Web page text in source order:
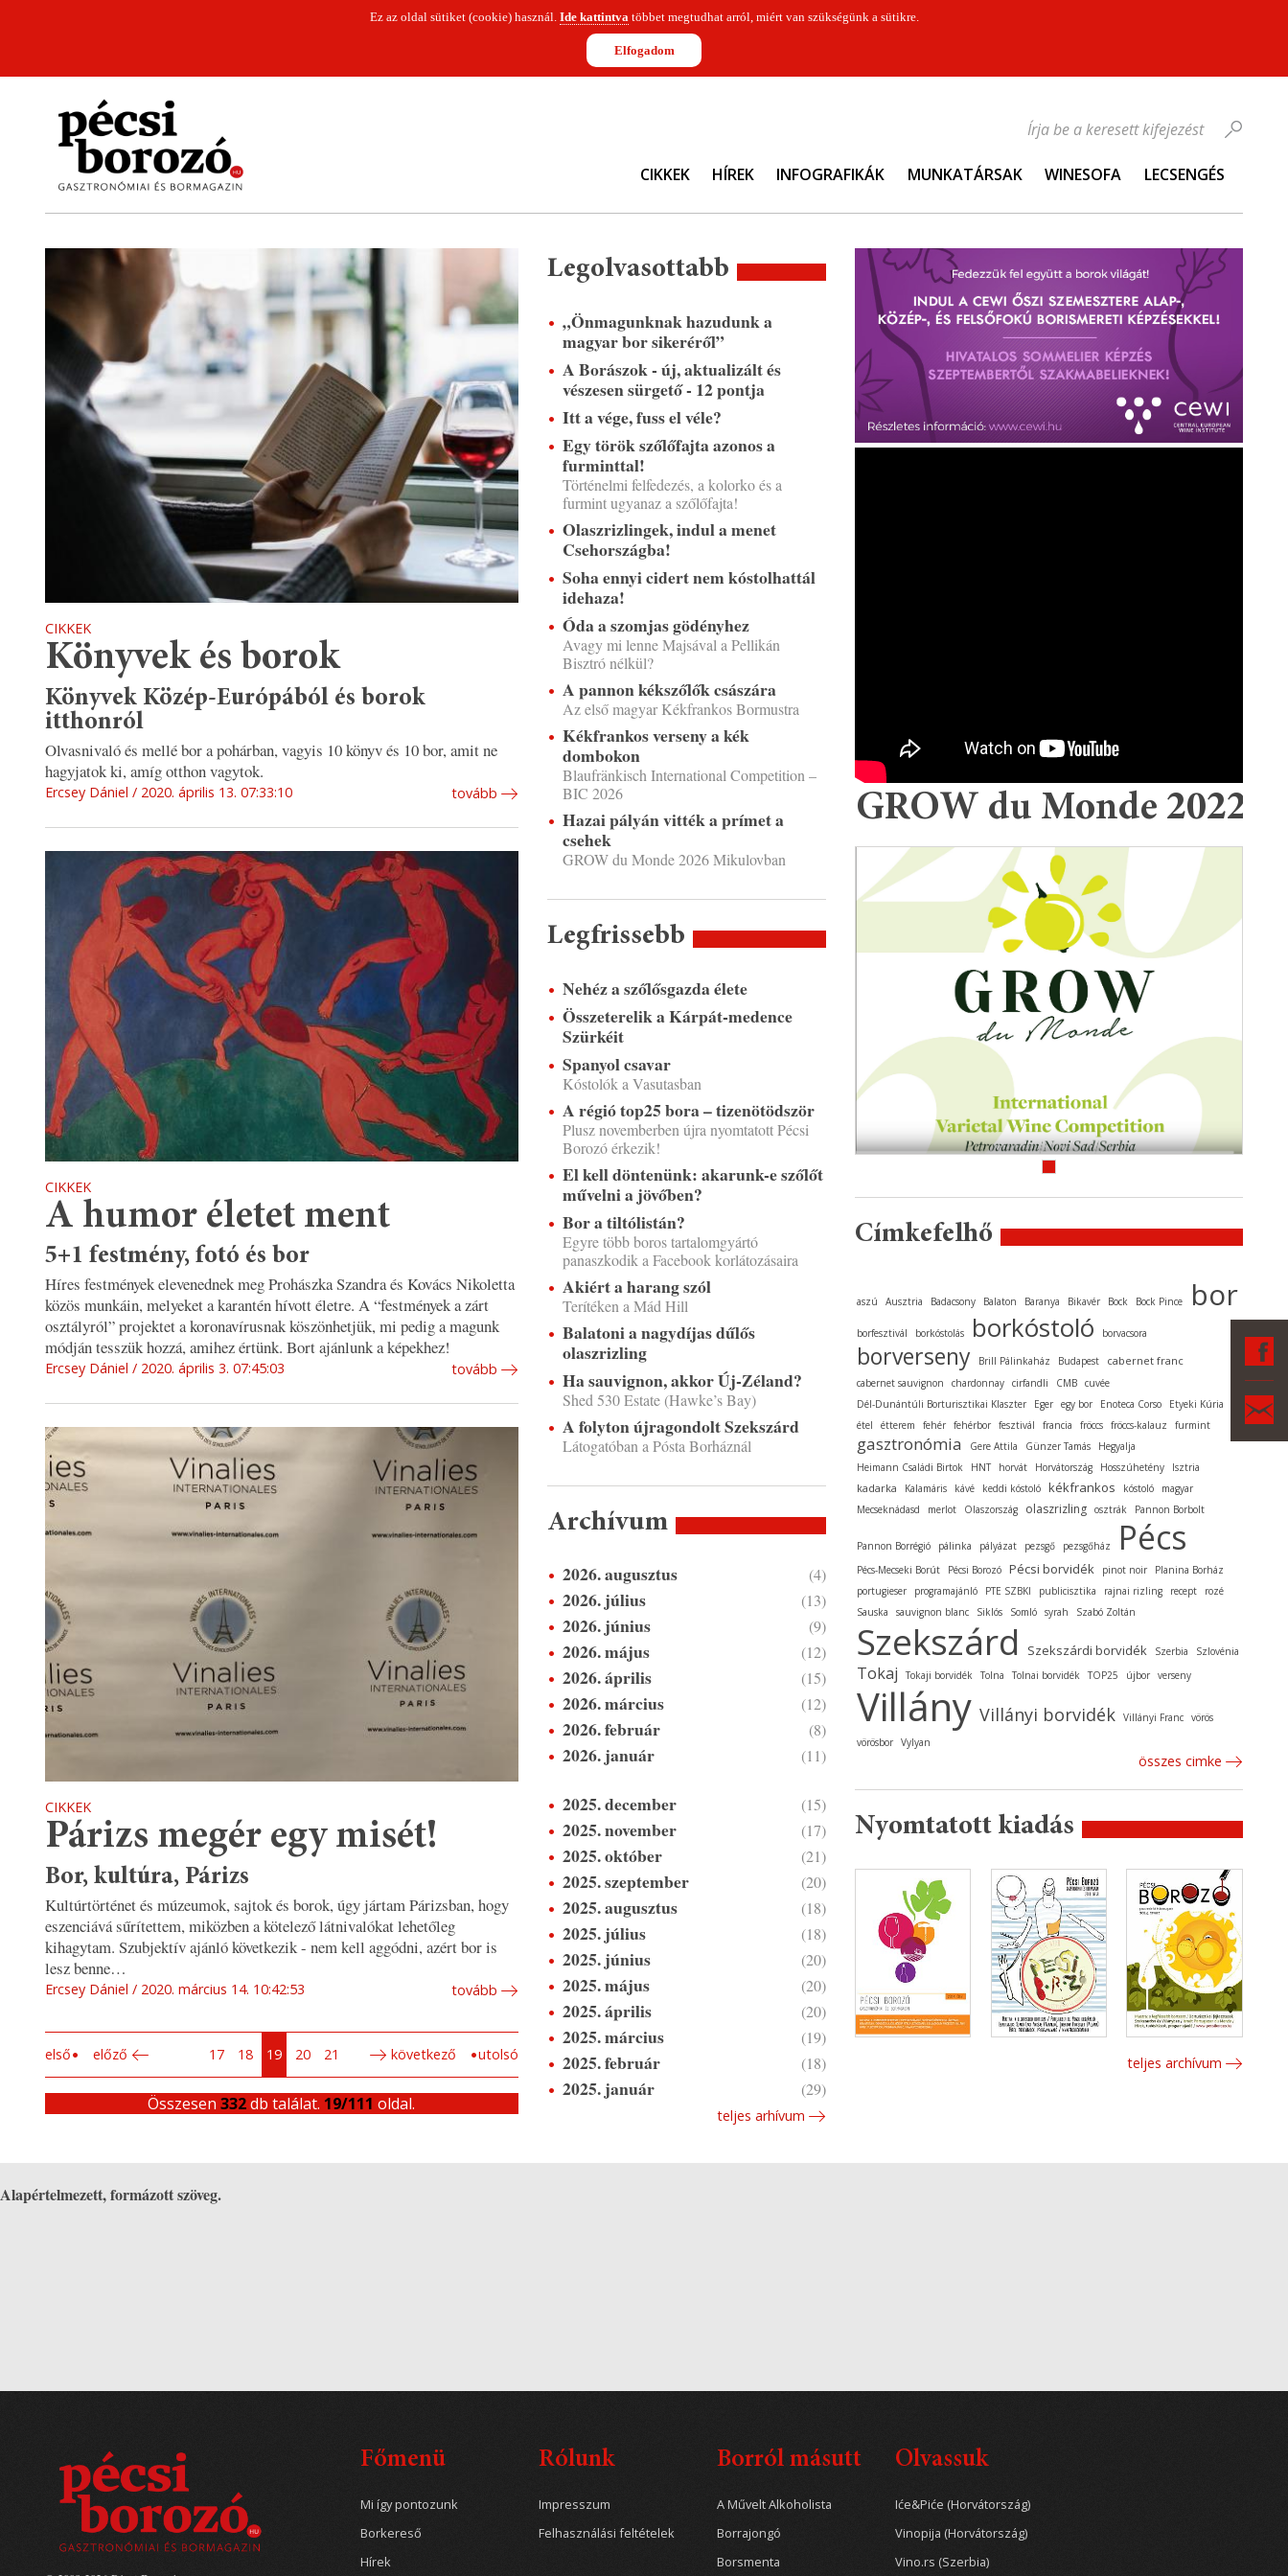
Ez az oldal sütiket (cookie) használ. Ide kattintvatöbbet megtudhat arról, miért van szükségünk a sütikre.
Elfogadom
CIKKEK HÍREK INFOGRAFIKÁK MUNKATÁRSAK WINESOFA LECSENGÉS
Írja be a keresett kifejezést
CIKKEK
Könyvek és borok
Könyvek Közép-Európából és borok
itthonról
Olvasnivaló és mellé bor a pohárban, vagyis 10 könyv és 10 bor, amit ne
hagyjatok ki, amíg otthon vagytok.
Ercsey Dániel 2020. április 13. 07:33:10 tovább
CIKKEK
A humor életet ment
5+1 festmény, fotó és bor
Híres festmények elevenednek meg Prohászka Szandra és Kovács Nikoletta
közös munkáin, melyeket a karantén hívott életre. A “festmények a zárt
osztályról” projektet a koronavírusnak köszönhetjük, mi pedig a magunk
módján tesszük hozzá, amihez értünk. Bort ajánlunk a képekhez!
Ercsey Dániel 2020. április 3. 07:45:03 tovább
CIKKEK
Párizs megér egy misét!
Bor, kultúra, Párizs
Kultúrtörténet és múzeumok, sajtok és borok, úgy jártam Párizsban, hogy
eszenciává sűrítettem, miközben a kötelező látnivalókat lehetőleg
kihagytam. Szubjektív ajánló következik - nem kell aggódni, azért bor is
lesz benne…
Ercsey Dániel 2020. március 14. 10:42:53 tovább
első előző 17 18 19 20 21 következő utolsó
Összesen332db találat. 19/111 oldal.
Legolvasottabb
„Önmagunknak hazudunk a
magyar bor sikeréről”
A Borászok - új, aktualizált és
vészesen sürgető - 12 pontja
Itt a vége, fuss el véle?
Egy török szőlőfajta azonos a
furminttal!
Történelmi felfedezés, a kolorko és a
furmint ugyanaz a szőlőfajta!
Olaszrizlingek, indul a menet
Csehországba!
Soha ennyi cidert nem kóstolhattál
idehaza!
Óda a szomjas gödényhez
Avagy mi lenne Majsával a Pellikán
Bisztró nélkül?
A pannon kékszőlők császára
Az első magyar Kékfrankos Bormustra
Kékfrankos verseny a kék
dombokon
Blaufränkisch International Competition –
BIC 2026
Hazai pályán vitték a prímet a
csehek
GROW du Monde 2026 Mikulovban
Legfrissebb
Nehéz a szőlősgazda élete
Összeterelik a Kárpát-medence
Szürkéit
Spanyol csavar
Kóstolók a Vasutasban
A régió top25 bora – tizenötödször
Plusz novemberben újra nyomtatott Pécsi
Borozó érkezik!
El kell döntenünk: akarunk-e szőlőt
művelni a jövőben?
Bor a tiltólistán?
Egyre több boros tartalomgyártó
panaszkodik a Facebook korlátozásaira
Akiért a harang szól
Terítéken a Mád Hill
Balatoni a nagydíjas dűlős
olaszrizling
Ha sauvignon, akkor Új-Zéland?
Shed 530 Estate (Hawke’s Bay)
A folyton újragondolt Szekszárd
Látogatóban a Pósta Borháznál
Archívum
2026. augusztus (4)
2026. július (13)
2026. június (9)
2026. május (12)
2026. április (15)
2026. március (12)
2026. február (8)
2026. január (11)
2025. december (15)
2025. november (17)
2025. október (21)
2025. szeptember (20)
2025. augusztus (18)
2025. július (18)
2025. június (20)
2025. május (20)
2025. április (20)
2025. március (19)
2025. február (18)
2025. január (29)
teljes arhívum
GROW du Monde 2022
Címkefelhő
aszú Ausztria Badacsony Balaton Baranya Bikavér Bock Bock Pince bor
borfesztivál borkóstolás borkóstoló borvacsora
borverseny Brill Pálinkaház Budapest cabernet franc
cabernet sauvignon chardonnay cirfandli CMB cuvée
Dél-Dunántúli Borturisztikai Klaszter
Eger egy bor Enoteca Corso
Etyeki Kúria
étel
étterem fehér fehérbor fesztivál francia fröccs fröccs-kalauz furmint
gasztronómia Gere Attila Günzer Tamás
Hegyalja
Heimann Családi Birtok
HNT horvát Horvátország Hosszúhetény Isztria
kadarka Kalamáris kávé keddi kóstoló kékfrankos kóstoló
magyar
Mecseknádasd
merlot Olaszország olaszrizling osztrák Pannon Borbolt
Pannon Borrégió pálinka pályázat pezsgő pezsgőház Pécs
Pécs-Mecseki Borút Pécsi Borozó Pécsi borvidék pinot noir
Planina Borház
portugieser
programajánló PTE SZBKI publicisztika rajnai rizling recept
rozé
Sauska
sauvignon blanc Siklós Somló syrah Szabó Zoltán
Szekszárd Szekszárdi borvidék Szerbia Szlovénia
Tokaj Tokaji borvidék Tolna Tolnai borvidék TOP25 újbor verseny
Villány Villányi borvidék Villányi Franc vörös
vörösbor Vylyan
összes cimke
Nyomtatott kiadás
teljes archívum
Alapértelmezett, formázott szöveg.
Főmenü
Mi így pontozunk
Borkereső
Hírek
Rólunk
Impresszum
Felhasználási feltételek
Borról másutt
A Művelt Alkoholista
Borrajongó
Borsmenta
Olvassuk
Iće&Piće (Horvátország)
Vinopija (Horvátország)
Vino.rs (Szerbia)